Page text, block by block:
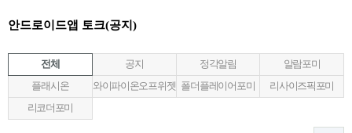
안드로이드앱 토크(공지)
전체 공지 정각알림
알람포미
플래시온
와이파이온오프위젯 폴더플레이어포미
리사이즈픽포미
리코더포미